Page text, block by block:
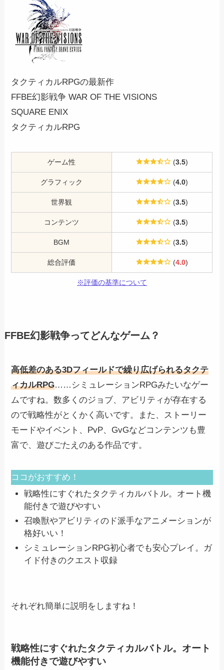
タクティカルRPGの最新作
FFBE幻影戦争 WAR OF THE VISIONS
SQUARE ENIX
タクティカルRPG
ゲーム性 (3.5)
グラフィック (4.0)
世界観 (3.5)
コンテンツ (3.5)
BGM (3.5)
総合評価 (4.0)
※評価の基準について
FFBE幻影戦争ってどんなゲーム？
高低差のある3Dフィールドで繰り広げられるタクテ
ィカルRPG……シミュレーションRPGみたいなゲー
ムですね。数多くのジョブ、アビリティが存在する
ので戦略性がとくかく高いです。また、ストーリー
モードやイベント、PvP、GvGなどコンテンツも豊
富で、遊びごたえのある作品です。
ココがおすすめ！
戦略性にすぐれたタクティカルバトル。オート機
能付きで遊びやすい
召喚獣やアビリティのド派手なアニメーションが
格好いい！
シミュレーションRPG初心者でも安心プレイ。ガ
イド付きのクエスト収録
それぞれ簡単に説明をしますね！
戦略性にすぐれたタクティカルバトル。オート
機能付きで遊びやすい